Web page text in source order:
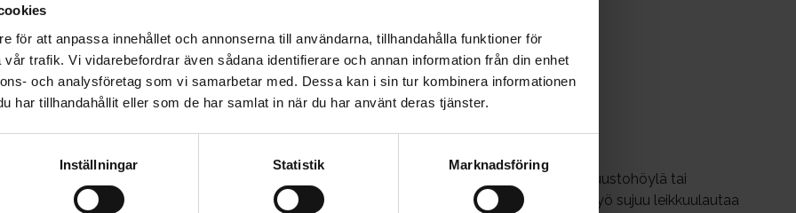
för att anpassa innehållet och annonserna till användarna, tillhandahålla funktioner för
trafik. Vi vidarebefordrar även sådana identifierare och annan information från din enhet
och analysföretag som vi samarbetar med. Dessa kan i sin tur kombinera informationen
har tillhandahållit eller som de har samlat in när du har använt deras tjänster.
Inställningar Statistik Marknadsföring
Leikkaa kaali mahdollisimman ohuiksi suikaleiksi. Terävä juustohöylä tai
vihannesleikkuri ovat avuksi, mutta terävällä veitselläkin työ sujuu leikkuulautaa